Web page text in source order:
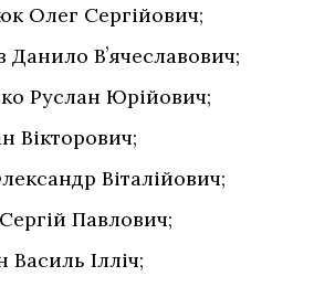
Олег Сергійович;
Данило Вʼячеславович;
Руслан Юрійович;
Вікторович;
Віталійович;
Павлович;
Василь Ілліч;